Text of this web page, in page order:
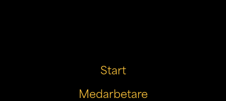
Start
Medarbetare